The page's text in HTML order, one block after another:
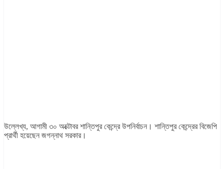
উল্লেখ্য, আগামী ৩০ অক্টোবর শান্তিপুর কেন্দ্রে উপনির্বাচন। শান্তিপুর কেন্দ্রের বিজেপি
প্রার্থী হয়েছেন জগন্নাথ সরকার।